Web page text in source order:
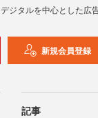
デジタルを中心とした広
新規会員登録
記事